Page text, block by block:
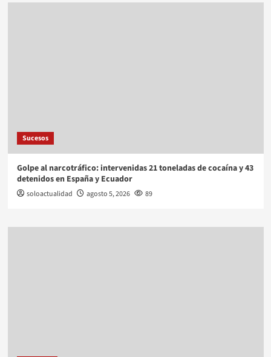
Sucesos
Golpe al narcotráfico: intervenidas 21 toneladas de cocaína y 43
detenidos en España y Ecuador
soloactualidad agosto 5, 2026 89